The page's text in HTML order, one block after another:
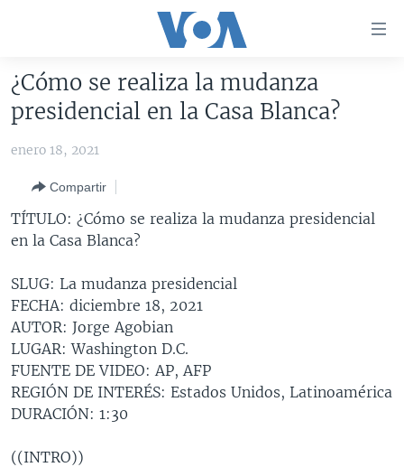
accesibilidad
Salte
Salte
navegador
principal
búsqueda
AMÉRICA DEL NORTE
MÉXICO
HAITÍ
ELECCIONES EEUU 2024
ELECCIONES EEUU
VOTO DIVIDIDO
VOA VERIFICA
VOA VERIFICA UCRANIA/RUSIA
VOA VERIFICA INMIGRACIÓN
AMÉRICA LATINA
ARGENTINA
COLOMBIA
CHILE
PERÚ
ECUADOR
VENEZUELA
BRASIL
CHINA EN AMÉRICA LATINA
COSTA RICA
EL SALVADOR
GUATEMALA
HONDURAS
NICARAGUA
OTRAS SECCIONES
INMIGRACIÓN
LIBERTAD DE PRENSA
MUNDO
ECONOMÍA
ENTRETENIMIENTO Y CULTURA
ESPECIALES DE LA VOA
LIBERTAD DE PRENSA
UCRANIA
MULTIMEDIA
VIDEOS
PROGRAMAS TV
¿Cómo se realiza la mudanza
presidencial en la Casa Blanca?
enero 18, 2021
Compartir
TÍTULO: ¿Cómo se realiza la mudanza presidencial
en la Casa Blanca?
SLUG: La mudanza presidencial
FECHA: diciembre 18, 2021
AUTOR: Jorge Agobian
LUGAR: Washington D.C.
FUENTE DE VIDEO: AP, AFP
REGIÓN DE INTERÉS: Estados Unidos, Latinoamérica
DURACIÓN: 1:30
((INTRO))